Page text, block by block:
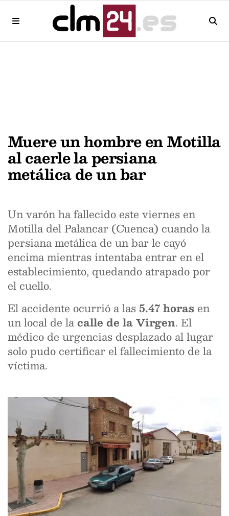
Muere un hombre en Motilla
al caerle la persiana
metálica de un bar
Un varón ha fallecido este viernes en
Motilla del Palancar (Cuenca) cuando la
persiana metálica de un bar le cayó
encima mientras intentaba entrar en el
establecimiento, quedando atrapado por
el cuello.
El accidente ocurrió a las 5.47 horas en
un local de lacalle de la Virgen. El
médico de urgencias desplazado al lugar
solo pudo certificar el fallecimiento de la
víctima.